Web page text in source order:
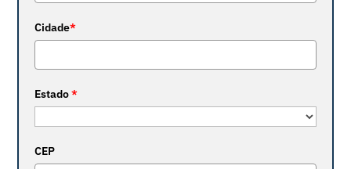
Cidade*
Estado*
CEP